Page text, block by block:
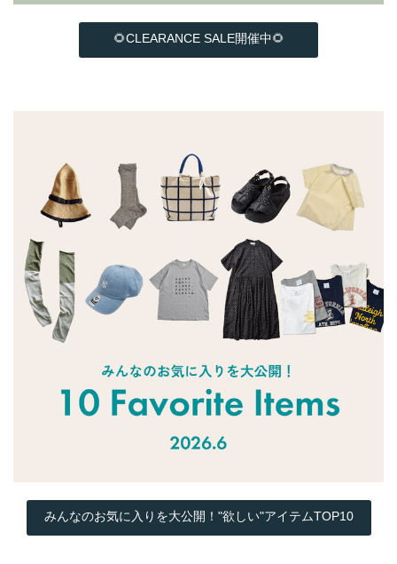
🌻CLEARANCE SALE開催中🌻
みんなのお気に入りを大公開！"欲しい"アイテムTOP10